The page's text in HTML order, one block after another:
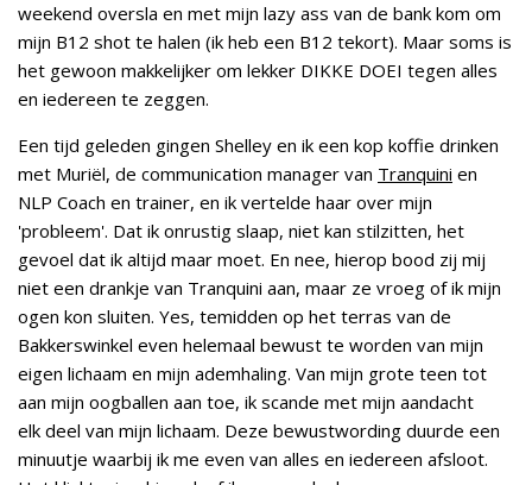
weekend oversla en met mijn lazy ass van de bank kom om
mijn B12 shot te halen (ik heb een B12 tekort). Maar soms is
het gewoon makkelijker om lekker DIKKE DOEI tegen alles
en iedereen te zeggen.
Een tijd geleden gingen Shelley en ik een kop koffie drinken
met Muriël, de communication manager van Tranquini en
NLP Coach en trainer, en ik vertelde haar over mijn
'probleem'. Dat ik onrustig slaap, niet kan stilzitten, het
gevoel dat ik altijd maar moet. En nee, hierop bood zij mij
niet een drankje van Tranquini aan, maar ze vroeg of ik mijn
ogen kon sluiten. Yes, temidden op het terras van de
Bakkerswinkel even helemaal bewust te worden van mijn
eigen lichaam en mijn ademhaling. Van mijn grote teen tot
aan mijn oogballen aan toe, ik scande met mijn aandacht
elk deel van mijn lichaam. Deze bewustwording duurde een
minuutje waarbij ik me even van alles en iedereen afsloot.